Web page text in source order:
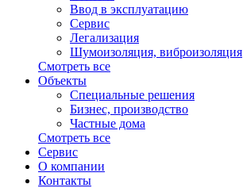
Ввод в эксплуатацию
Сервис
Легализация
Шумоизоляция, виброизоляция
Смотреть все
Объекты
Специальные решения
Бизнес, производство
Частные дома
Смотреть все
Сервис
О компании
Контакты